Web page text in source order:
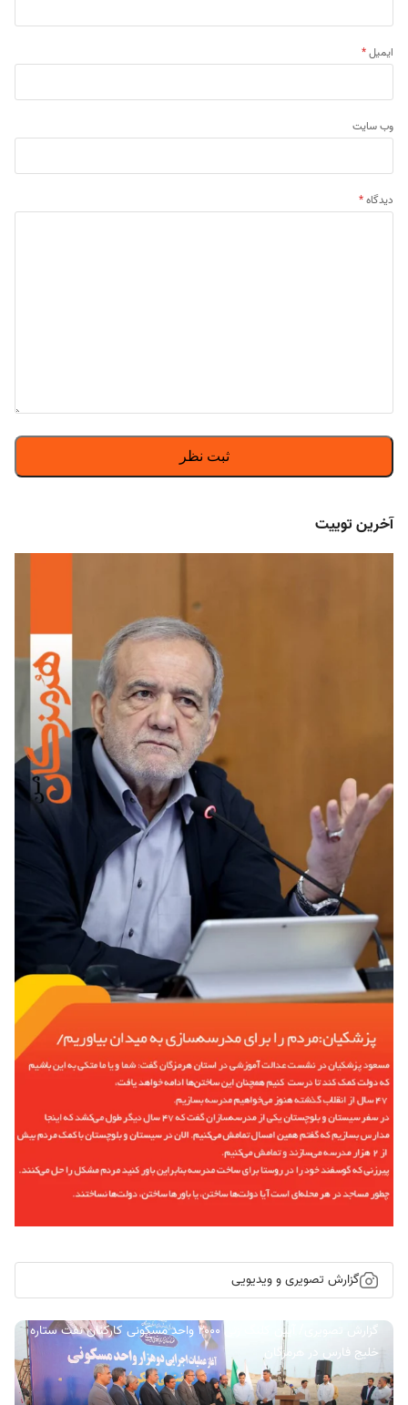
ایمیل*
وب‌ سایت
دیدگاه*
آخرین توییت
گزارش تصویری و ویدیویی
گزارش تصویری/ آیین کلنگ زنی ۲۰۰۰ واحد مسکونی کارکنان نفت ستاره
خلیج فارس در هرمزگان